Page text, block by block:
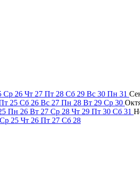
Ср 26 Чт 27 Пт 28 Сб 29 Вс 30 Пн 31
25 Сб 26 Вс 27 Пн 28 Вт 29 Ср 30
Пн 26 Вт 27 Ср 28 Чт 29 Пт 30 Сб 31
Ср 25 Чт 26 Пт 27 Сб 28